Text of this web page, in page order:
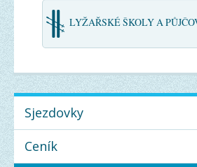
LYŽAŘSKÉ ŠKOLY A
Sjezdovky
Ceník